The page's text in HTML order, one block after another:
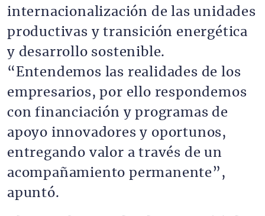
internacionalización de las unidades
productivas y transición energética
y desarrollo sostenible.
“Entendemos las realidades de los
empresarios, por ello respondemos
con financiación y programas de
apoyo innovadores y oportunos,
entregando valor a través de un
acompañamiento permanente”,
apuntó.